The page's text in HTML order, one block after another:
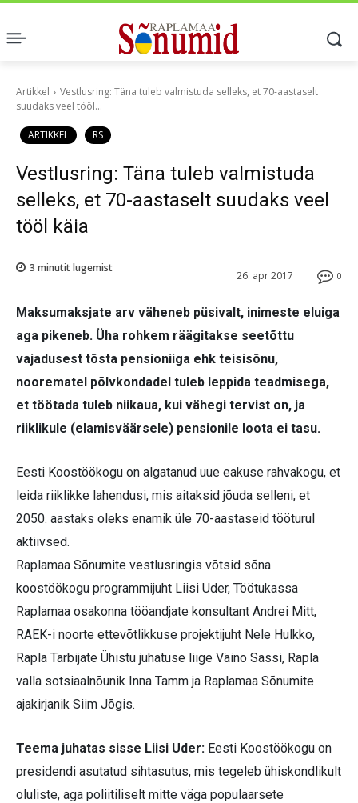
Artikkel
Vestlusring: Täna tuleb valmistuda selleks, et 70-aastaselt
suudaks veel tööl...
ARTIKKEL RS
Vestlusring: Täna tuleb valmistuda
selleks, et 70-aastaselt suudaks veel
tööl käia
0
26. apr 2017
3 minutit lugemist
Maksumaksjate arv väheneb püsivalt, inimeste eluiga
aga pikeneb. Üha rohkem räägitakse seetõttu
vajadusest tõsta pensioniiga ehk teisisõnu,
noorematel põlvkondadel tuleb leppida teadmisega,
et töötada tuleb niikaua, kui vähegi tervist on, ja
riiklikule (elamisväärsele) pensionile loota ei tasu.
Eesti Koostöökogu on algatanud uue eakuse rahvakogu, et
leida riiklikke lahendusi, mis aitaksid jõuda selleni, et
2050. aastaks oleks enamik üle 70-aastaseid tööturul
aktiivsed.
Raplamaa Sõnumite vestlusringis võtsid sõna
koostöökogu programmijuht Liisi Uder, Töötukassa
Raplamaa osakonna tööandjate konsultant Andrei Mitt,
RAEK-i noorte ettevõtlikkuse projektijuht Nele Hulkko,
Rapla Tarbijate Ühistu juhatuse liige Väino Sassi, Rapla
valla sotsiaalnõunik Inna Tamm ja Raplamaa Sõnumite
ajakirjanik Siim Jõgis.
Teema juhatas sisse Liisi Uder: Eesti Koostöökogu on
presidendi asutatud sihtasutus, mis tegeleb ühiskondlikult
oluliste, aga poliitiliselt mitte väga populaarsete